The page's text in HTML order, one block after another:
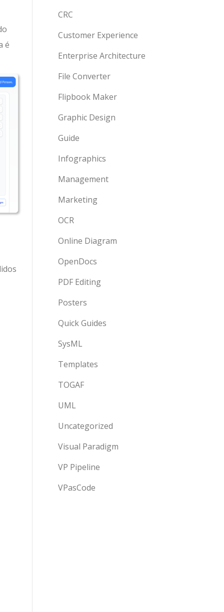
é
CRC
Customer Experience
Enterprise Architecture
File Converter
Flipbook Maker
Graphic Design
Guide
Infographics
Management
Marketing
OCR
Online Diagram
OpenDocs
PDF Editing
Posters
Quick Guides
SysML
Templates
TOGAF
UML
Uncategorized
Visual Paradigm
VP Pipeline
VPasCode